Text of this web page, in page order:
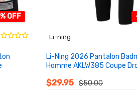
OFF
Li-ning
Li-Ning 2026 Pantalon
Homme AKLW385 Coupe
$29.95 $50.00